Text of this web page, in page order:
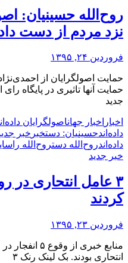
روح‌الله حسینیان:
نزد مردم از دست
فروردین ۲۴, ۱۳۹۵
حمایت اصولگرایان از
جدید
اخبار اخبار جهاناصولگرایان
داده‌اندحسینیان: دستخبر خبر
داده‌اندروح‌الله دستروح‌الله را
خبر جدید
۳ عامل انتحاری در
کردند
فروردین ۲۳, ۱۳۹۵
انتحاری بودند. بک لینک رنک ۳